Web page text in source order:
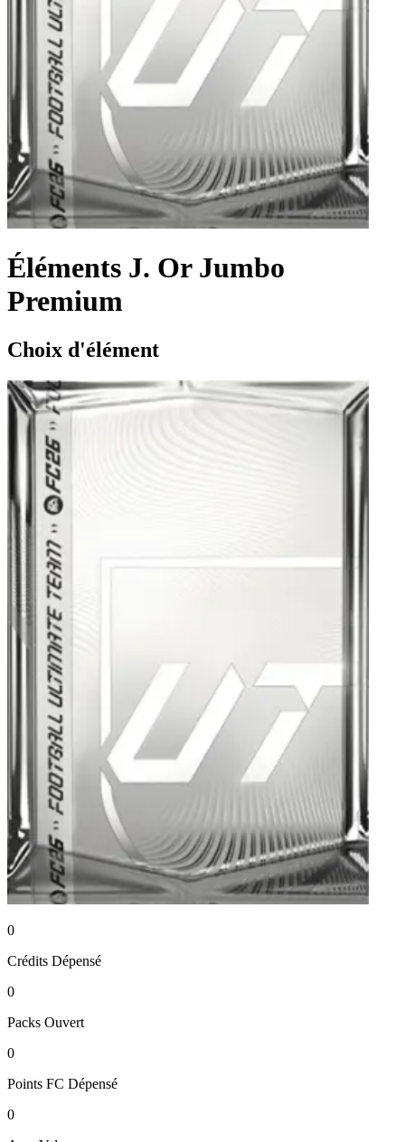
Éléments J. Or Jumbo
Premium
Choix d'élément
0
Crédits Dépensé
0
Packs Ouvert
0
Points FC Dépensé
0